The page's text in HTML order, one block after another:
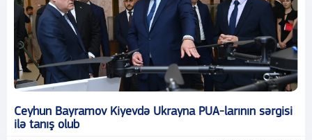
Ceyhun Bayramov Kiyevdə Ukrayna PUA-larının sərgisi
ilə tanış olub